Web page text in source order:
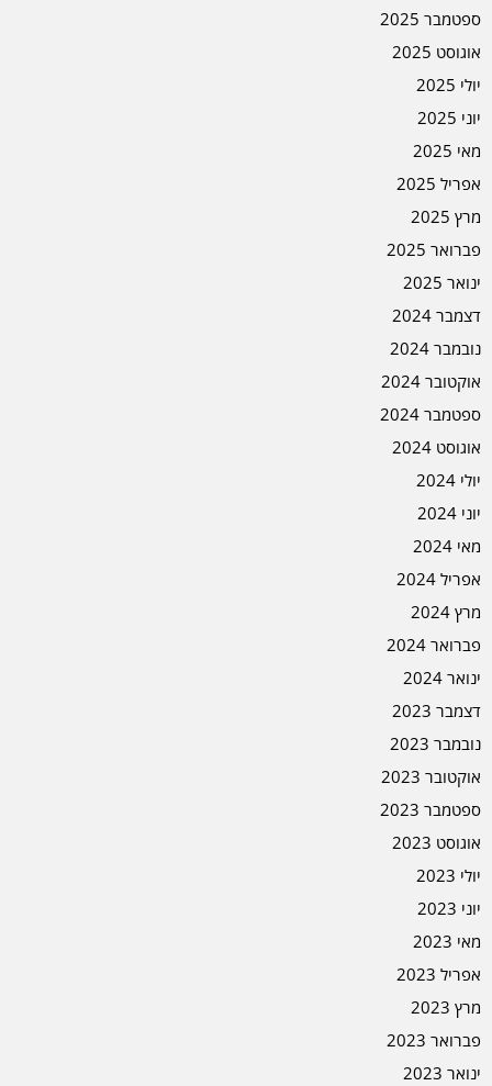
ספטמבר 2025
אוגוסט 2025
יולי 2025
יוני 2025
מאי 2025
אפריל 2025
מרץ 2025
פברואר 2025
ינואר 2025
דצמבר 2024
נובמבר 2024
אוקטובר 2024
ספטמבר 2024
אוגוסט 2024
יולי 2024
יוני 2024
מאי 2024
אפריל 2024
מרץ 2024
פברואר 2024
ינואר 2024
דצמבר 2023
נובמבר 2023
אוקטובר 2023
ספטמבר 2023
אוגוסט 2023
יולי 2023
יוני 2023
מאי 2023
אפריל 2023
מרץ 2023
פברואר 2023
ינואר 2023